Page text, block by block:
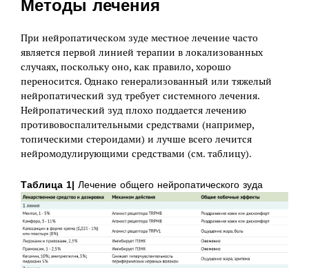
Методы лечения
При нейропатическом зуде местное лечение часто
является первой линией терапии в локализованных
случаях, поскольку оно, как правило, хорошо
переносится. Однако генерализованный или тяжелый
нейропатический зуд требует системного лечения.
Нейропатический зуд плохо поддается лечению
противовоспалительными средствами (например,
топическими стероидами) и лучше всего лечится
нейромодулирующими средствами (см. таблицу).
Таблица 1| Лечение общего нейропатического зуда